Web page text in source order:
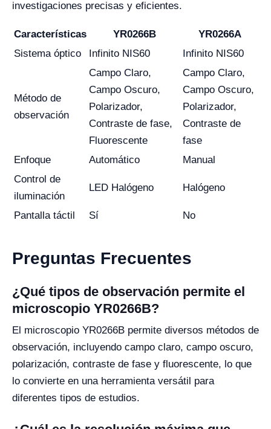
investigaciones precisas y eficientes.
Características YR0266B
YR0266A
Sistema óptico
Infinito NIS60 Infinito NIS60
Método de
observación
Campo Claro,
Campo Oscuro,
Polarizador,
Contraste de fase,
Fluorescente
Campo Claro,
Campo Oscuro,
Polarizador,
Contraste de
fase
Enfoque
Automático
Manual
Control de
iluminación
LED Halógeno Halógeno
Pantalla táctil Sí No
Preguntas Frecuentes
¿Qué tipos de observación permite el
microscopio YR0266B?
El microscopio YR0266B permite diversos métodos de
observación, incluyendo campo claro, campo oscuro,
polarización, contraste de fase y fluorescente, lo que
lo convierte en una herramienta versátil para
diferentes tipos de estudios.